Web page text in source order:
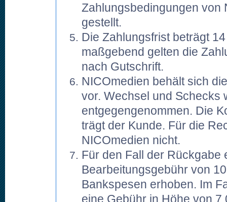
Zahlungsbedingungen von
gestellt.
Die Zahlungsfrist beträgt
maßgebend gelten die
nach Gutschrift.
NICOmedien behält sich
vor. Wechsel und Schecks
entgegengenommen. Die
trägt der Kunde. Für die
NICOmedien nicht.
Für den Fall der Rückgabe
Bearbeitungsgebühr von
Bankspesen erhoben. Im
eine Gebühr in Höhe von